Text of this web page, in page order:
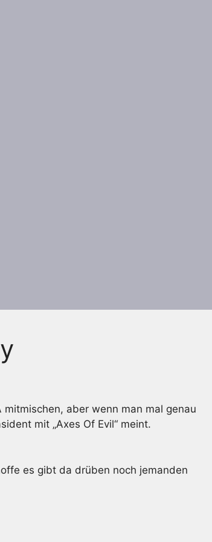
aber wenn man mal genau
mit „Axes Of Evil“ meint.
es gibt da drüben noch jemanden